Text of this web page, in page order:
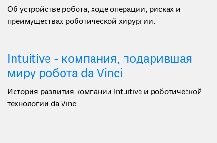
Об устройстве робота, ходе операции, рисках и
преимуществах роботической хирургии.
Intuitive - компания, подарившая
миру робота da Vinci
История развития компании Intuitive и роботической
технологии da Vinci.